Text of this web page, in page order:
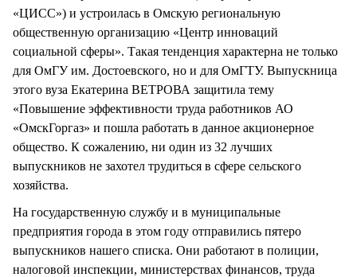
«ЦИСС») и устроилась в Омскую региональную
общественную организацию «Центр инноваций
социальной сферы». Такая тенденция характерна не только
для ОмГУ им. Достоевского, но и для ОмГТУ. Выпускница
этого вуза Екатерина ВЕТРОВА защитила тему
«Повышение эффективности труда работников АО
«ОмскГоргаз» и пошла работать в данное акционерное
общество. К сожалению, ни один из 32 лучших
выпускников не захотел трудиться в сфере сельского
хозяйства.
На государственную службу и в муниципальные
предприятия города в этом году отправились пятеро
выпускников нашего списка. Они работают в полиции,
налоговой инспекции, министерствах финансов, труда